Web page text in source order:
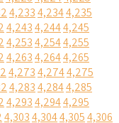
4,2334,2344,235
4,2434,2444,245
4,2534,2544,255
4,2634,2644,265
4,2734,2744,275
4,2834,2844,285
4,2934,2944,295
4,3034,3044,3054,306